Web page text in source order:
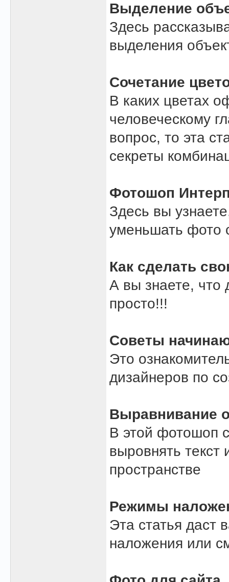
Выделение
Здесь
выделения
Сочетание
В каких цветах
человеческому
вопрос, то эта
секреты
Фотошоп
Здесь вы
уменьшать фото
Как сделать
А вы знаете, что
просто!!!
Советы
Это
дизайнеров по
Выравнивание
В этой фотошоп
выровнять
пространстве
Режимы
Эта статья даст
наложения или